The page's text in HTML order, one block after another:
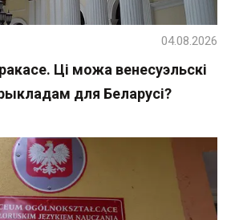
Ці можа венесуэльскі
для Беларусі?
04.08.2026